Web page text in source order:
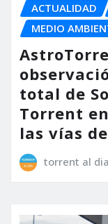
ACTUALIDAD
MEDIO
total de
Torrent
las vías
torrent al dia